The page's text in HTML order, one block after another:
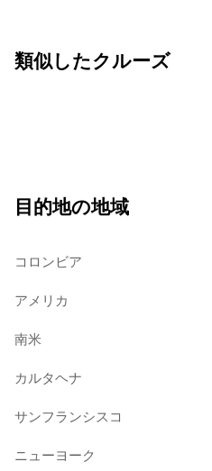
類似したクルーズ
目的地の地域
コロンビア
アメリカ
南米
カルタヘナ
サンフランシスコ
ニューヨーク